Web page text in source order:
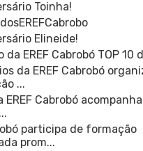
Toinha!
Elineide!
EREF Cabrobó TOP 10
da EREF Cabrobó
...
EREF Cabrobó
participa de formação
prom...